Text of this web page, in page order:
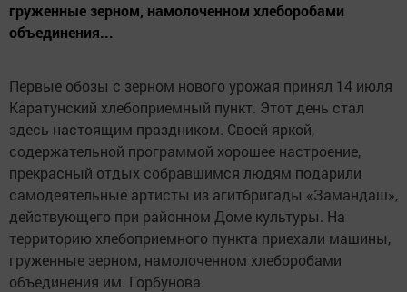
груженные зерном, намолоченном хлеборобами
объединения...
Первые обозы с зерном нового урожая принял 14 июля
Каратунский хлебоприемный пункт. Этот день стал
здесь настоящим праздником. Своей яркой,
содержательной программой хорошее настроение,
прекрасный отдых собравшимся людям подарили
самодеятельные артисты из агитбригады «Замандаш»,
действующего при районном Доме культуры. На
территорию хлебоприемного пункта приехали машины,
груженные зерном, намолоченном хлеборобами
объединения им. Горбунова.